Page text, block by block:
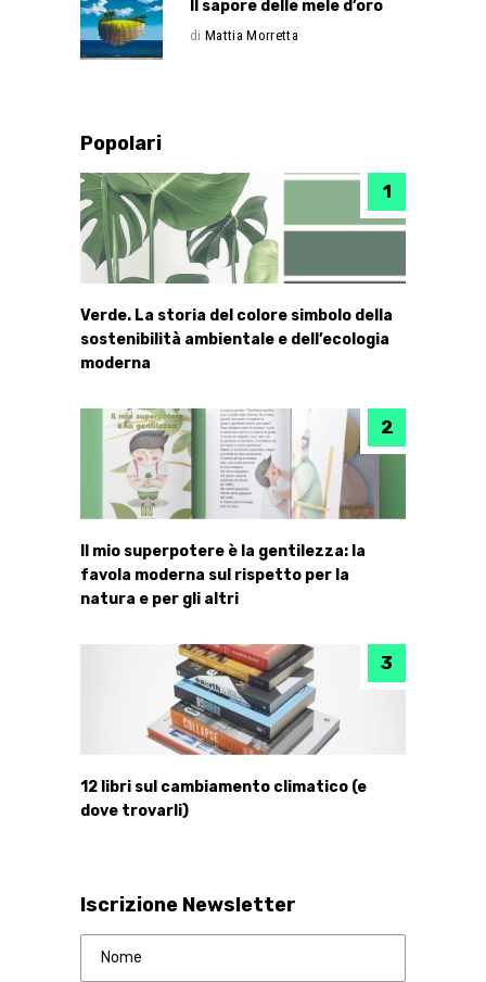
Il sapore delle mele d’oro
di Mattia Morretta
Popolari
Verde. La storia del colore simbolo della
sostenibilità ambientale e dell’ecologia
moderna
Il mio superpotere è la gentilezza: la
favola moderna sul rispetto per la
natura e per gli altri
12 libri sul cambiamento climatico (e
dove trovarli)
Iscrizione Newsletter